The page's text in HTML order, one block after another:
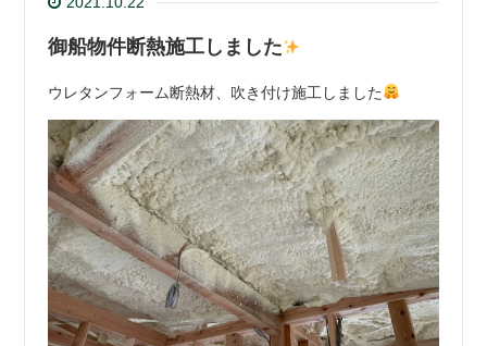
御船物件断熱施工しました
ウレタンフォーム断熱材、吹き付け施工しました